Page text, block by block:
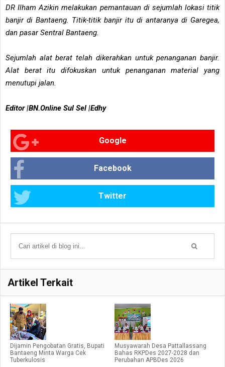
DR Ilham Azikin melakukan pemantauan di sejumlah lokasi titik
banjir di Bantaeng. Titik-titik banjir itu di antaranya di Garegea,
dan pasar Sentral Bantaeng.
Sejumlah alat berat telah dikerahkan untuk penanganan banjir.
Alat berat itu difokuskan untuk penanganan material yang
menutupi jalan.
Editor |BN.Online Sul Sel |Edhy
Google
Facebook
Twitter
Artikel Terkait
Dijamin Pengobatan Gratis, Bupati
Bantaeng Minta Warga Cek
Tuberkulosis
Musyawarah Desa Pattallassang
Bahas RKPDes 2027-2028 dan
Perubahan APBDes 2026